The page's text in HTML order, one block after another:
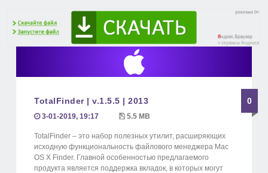
TotalFinder | v.1.5.5 | 2013 0
3-01-2019, 19:17 5.5 MB
TotalFinder – это набор полезных утилит, расширяющих
исходную функциональность файлового менеджера Mac
OS X Finder. Главной особенностью предлагаемого
продукта является поддержка вкладок, в которых могут